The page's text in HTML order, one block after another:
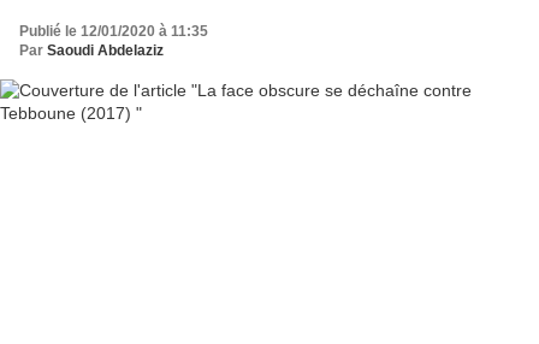
Publié le 12/01/2020 à 11:35
Par Saoudi Abdelaziz